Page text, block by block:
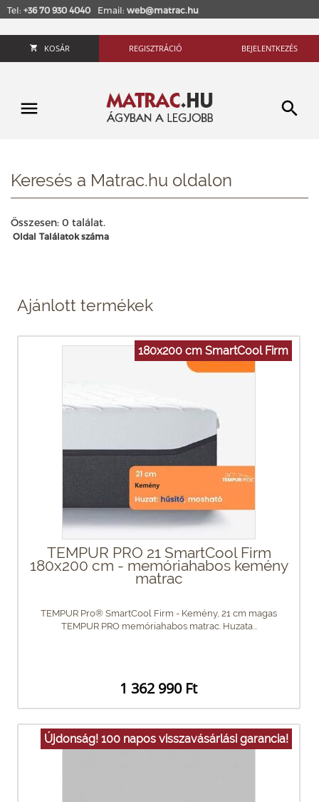
Tel: +36 70 930 4040 Email: web@matrac.hu
KOSÁR REGISZTRÁCIÓ BEJELENTKEZÉS
Keresés a Matrac.hu oldalon
Összesen: 0 találat.
Oldal Találatok száma
Ajánlott termékek
180x200 cm SmartCool Firm
TEMPUR PRO 21 SmartCool Firm
180x200 cm - memóriahabos kemény
matrac
TEMPUR Pro® SmartCool Firm - Kemény, 21 cm magas
TEMPUR PRO memóriahabos matrac. Huzata...
1 362 990 Ft
Újdonság! 100 napos visszavásárlási garancia!